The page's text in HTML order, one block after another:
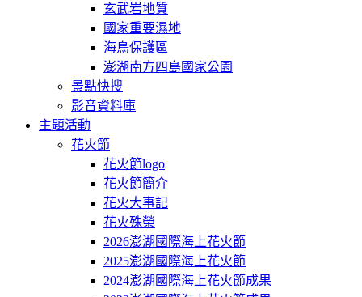
玄武岩地質
國家重要濕地
海鳥保護區
澎湖南方四島國家公園
景點快搜
影音資料庫
主題活動
花火節
花火節logo
花火節簡介
花火大事記
花火殊榮
2026澎湖國際海上花火節
2025澎湖國際海上花火節
2024澎湖國際海上花火節成果